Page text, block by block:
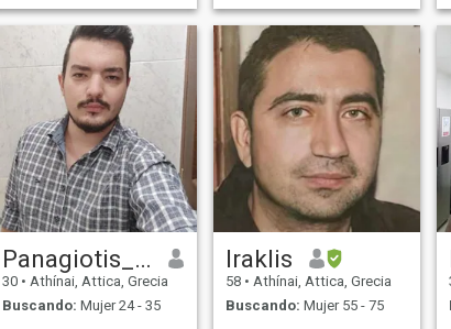
mismo, pero me preocupan
mucho los demás. Realmente
me importa hacerlos felices y
verlos feliz, todos los días.
extranjero. También me
gusta usar Linux como
sistema operativo. No uso
las redes sociales, pero
siempre estoy abierto a
conversaciones reales y
honestas.
Panagiotis_rou
30 • Athínai, Attica, Grecia
Buscando: Mujer 24 - 35
Iraklis
58 • Athínai, Attica, Grecia
Buscando: Mujer 55 - 75